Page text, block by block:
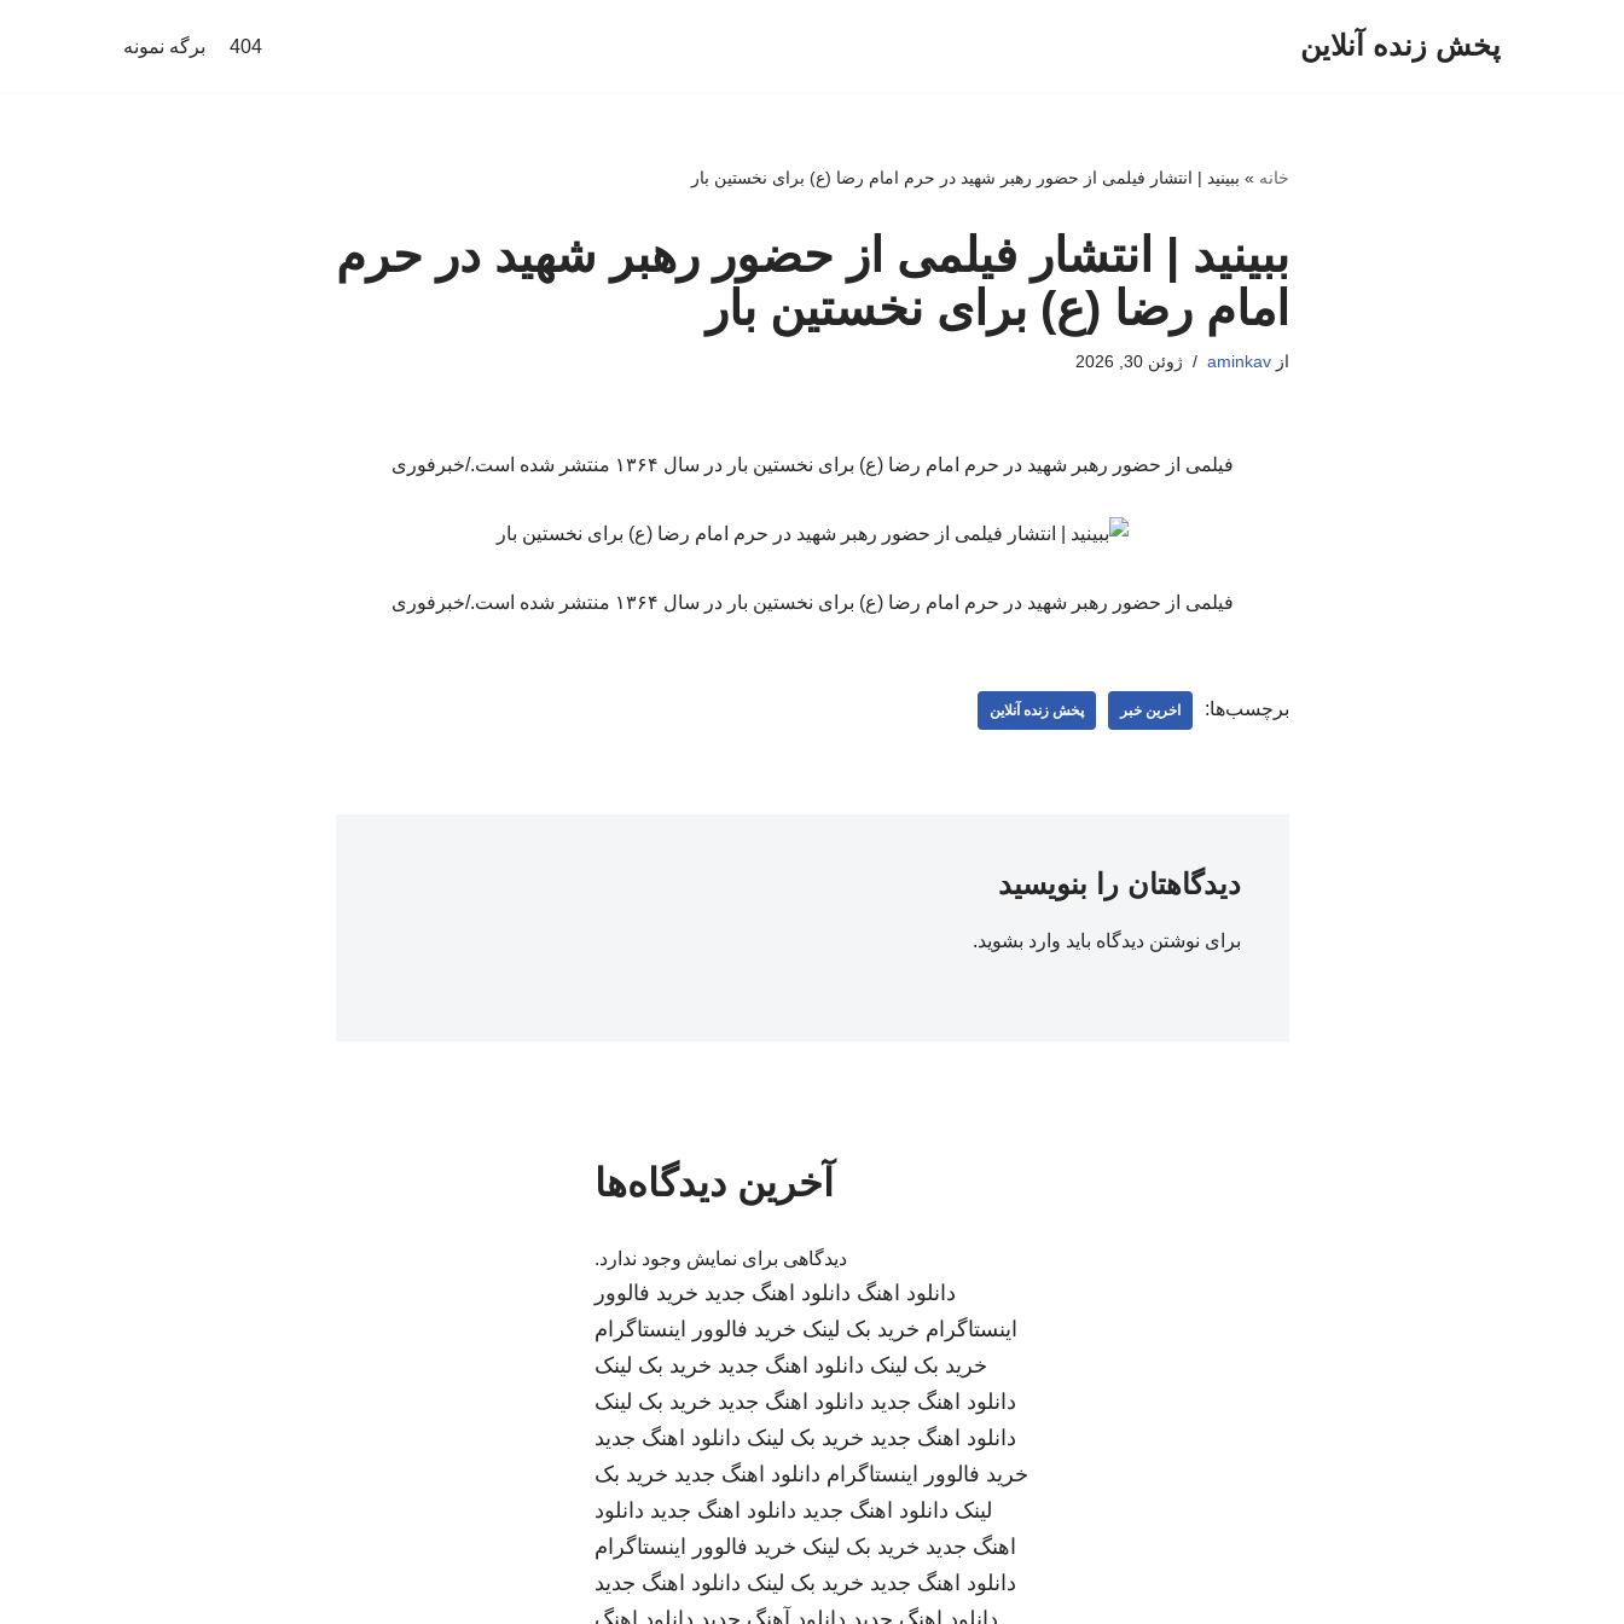
پخش زنده آنلاین 404 برگه نمونه
خانه » ببینید | انتشار فیلمی از حضور رهبر شهید در حرم امام رضا (ع) برای نخستین بار
ببینید | انتشار فیلمی از حضور رهبر شهید در حرم
امام رضا (ع) برای نخستین بار
ازaminkav ژوئن 30, 2026
فیلمی از حضور رهبر شهید در حرم امام رضا (ع) برای نخستین بار در سال ۱۳۶۴ منتشر شده است./خبرفوری
فیلمی از حضور رهبر شهید در حرم امام رضا (ع) برای نخستین بار در سال ۱۳۶۴ منتشر شده است./خبرفوری
برچسب‌ها: اخرین خبر پخش زنده آنلاین
دیدگاهتان را بنویسید
برای نوشتن دیدگاه باید وارد بشوید.
آخرین دیدگاه‌ها
دیدگاهی برای نمایش وجود ندارد.
دانلود اهنگ دانلود اهنگ جدید خرید فالوور
اینستاگرام خرید بک لینک خرید فالوور اینستاگرام
خرید بک لینک دانلود اهنگ جدید خرید بک لینک
دانلود اهنگ جدید دانلود اهنگ جدید خرید بک لینک
دانلود اهنگ جدید خرید بک لینک دانلود اهنگ جدید
خرید فالوور اینستاگرام دانلود اهنگ جدید خرید بک
لینک دانلود اهنگ جدید دانلود اهنگ جدید دانلود
اهنگ جدید خرید بک لینک خرید فالوور اینستاگرام
دانلود اهنگ جدید خرید بک لینک دانلود اهنگ جدید
دانلود اهنگ جدید دانلود آهنگ جدید دانلود اهنگ